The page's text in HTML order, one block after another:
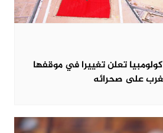
تعلن تغييرا في موقفها
على صحرائه